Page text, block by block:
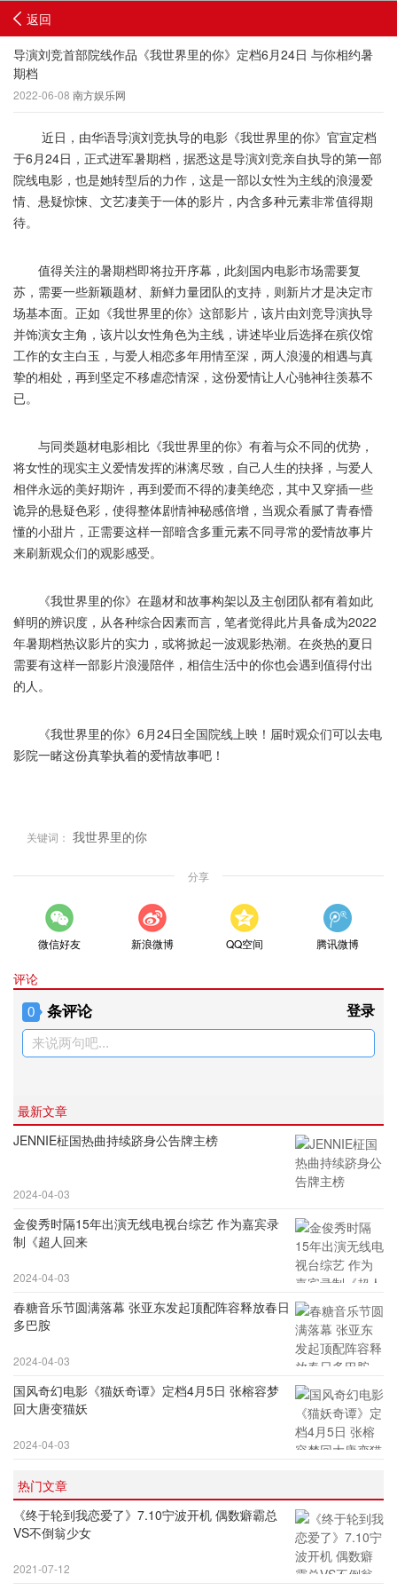
返回
导演刘竞首部院线作品《我世界里的你》定档6月24日 与你相约暑
期档
2022-06-08 南方娱乐网
近日，由华语导演刘竞执导的电影《我世界里的你》官宣定档
于6月24日，正式进军暑期档，据悉这是导演刘竞亲自执导的第一部
院线电影，也是她转型后的力作，这是一部以女性为主线的浪漫爱
情、悬疑惊悚、文艺凄美于一体的影片，内含多种元素非常值得期
待。
值得关注的暑期档即将拉开序幕，此刻国内电影市场需要复
苏，需要一些新颖题材、新鲜力量团队的支持，则新片才是决定市
场基本面。正如《我世界里的你》这部影片，该片由刘竞导演执导
并饰演女主角，该片以女性角色为主线，讲述毕业后选择在殡仪馆
工作的女主白玉，与爱人相恋多年用情至深，两人浪漫的相遇与真
挚的相处，再到坚定不移虐恋情深，这份爱情让人心驰神往羡慕不
已。
与同类题材电影相比《我世界里的你》有着与众不同的优势，
将女性的现实主义爱情发挥的淋漓尽致，自己人生的抉择，与爱人
相伴永远的美好期许，再到爱而不得的凄美绝恋，其中又穿插一些
诡异的悬疑色彩，使得整体剧情神秘感倍增，当观众看腻了青春懵
懂的小甜片，正需要这样一部暗含多重元素不同寻常的爱情故事片
来刷新观众们的观影感受。
《我世界里的你》在题材和故事构架以及主创团队都有着如此
鲜明的辨识度，从各种综合因素而言，笔者觉得此片具备成为2022
年暑期档热议影片的实力，或将掀起一波观影热潮。在炎热的夏日
需要有这样一部影片浪漫陪伴，相信生活中的你也会遇到值得付出
的人。
《我世界里的你》6月24日全国院线上映！届时观众们可以去电
影院一睹这份真挚执着的爱情故事吧！
关键词： 我世界里的你
分享
微信好友 新浪微博 QQ空间 腾讯微博
评论
0 条评论 登录
来说两句吧...
最新文章
JENNIE柾国热曲持续跻身公告牌主榜
2024-04-03
金俊秀时隔15年出演无线电视台综艺 作为嘉宾录
制《超人回来
2024-04-03
春糖音乐节圆满落幕 张亚东发起顶配阵容释放春日
多巴胺
2024-04-03
国风奇幻电影《猫妖奇谭》定档4月5日 张榕容梦
回大唐变猫妖
2024-04-03
热门文章
《终于轮到我恋爱了》7.10宁波开机 偶数癖霸总
VS不倒翁少女
2021-07-12